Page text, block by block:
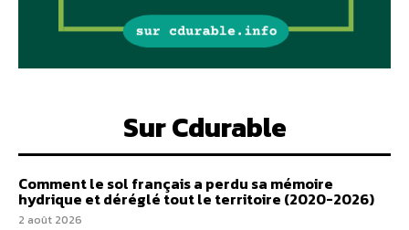
Sur Cdurable
Comment le sol français a perdu sa mémoire
hydrique et déréglé tout le territoire (2020-2026)
2 août 2026